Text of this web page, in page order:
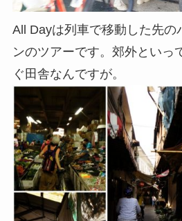
All Dayは列車で移動した先の
ンのツアーです。郊外といっ
ぐ田舎なんですが。